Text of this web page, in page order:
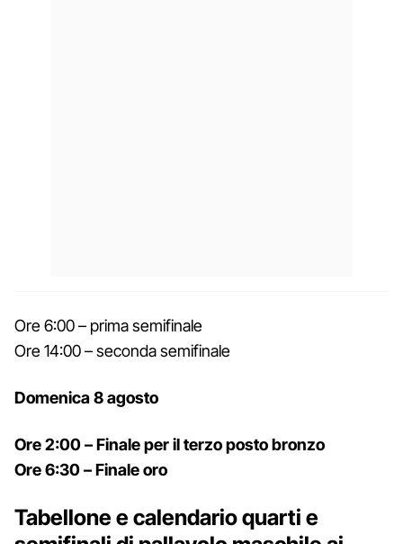
Ore 6:00 – prima semifinale
Ore 14:00 – seconda semifinale
Domenica 8 agosto
Ore 2:00 – Finale per il terzo posto bronzo
Ore 6:30 – Finale oro
Tabellone e calendario quarti e